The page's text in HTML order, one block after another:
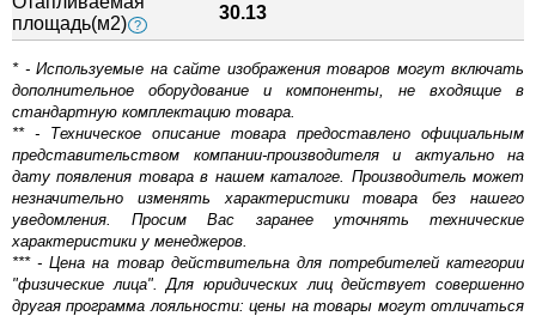
площадь(м2) ?
30.13
* - Используемые на сайте изображения товаров могут включать
дополнительное оборудование и компоненты, не входящие в
стандартную комплектацию товара.
** - Техническое описание товара предоставлено официальным
представительством компании-производителя и актуально на
дату появления товара в нашем каталоге. Производитель может
незначительно изменять характеристики товара без нашего
уведомления. Просим Вас заранее уточнять технические
характеристики у менеджеров.
*** - Цена на товар действительна для потребителей категории
"физические лица". Для юридических лиц действует совершенно
другая программа лояльности: цены на товары могут отличаться